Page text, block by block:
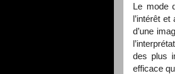
Le mode
l’intérêt
d’une
des plus
efficace